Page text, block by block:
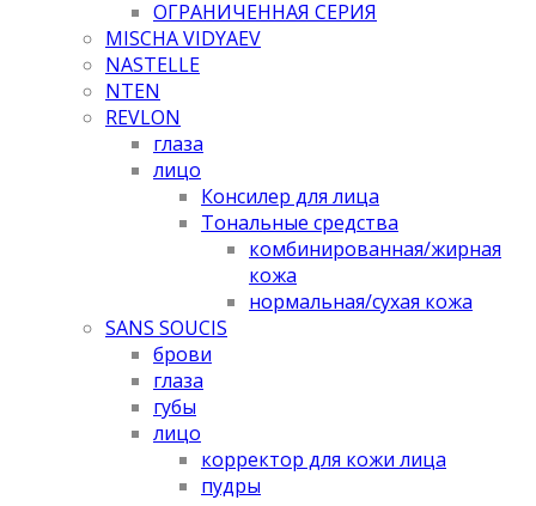
ОГРАНИЧЕННАЯ СЕРИЯ
MISCHA VIDYAEV
NASTELLE
NTEN
REVLON
глаза
лицо
Консилер для лица
Тональные средства
комбинированная/жирная
кожа
нормальная/cухая кожа
SANS SOUCIS
брови
глаза
губы
лицо
корректор для кожи лица
пудры